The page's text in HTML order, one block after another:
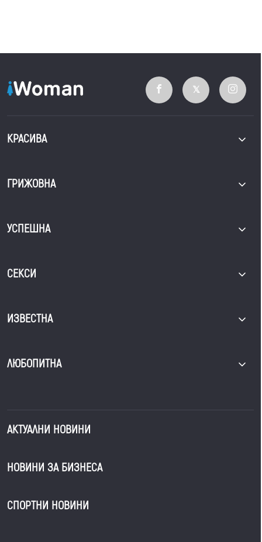
КРАСИВА
ГРИЖОВНА
УСПЕШНА
СЕКСИ
ИЗВЕСТНА
ЛЮБОПИТНА
АКТУАЛНИ НОВИНИ
НОВИНИ ЗА БИЗНЕСА
СПОРТНИ НОВИНИ